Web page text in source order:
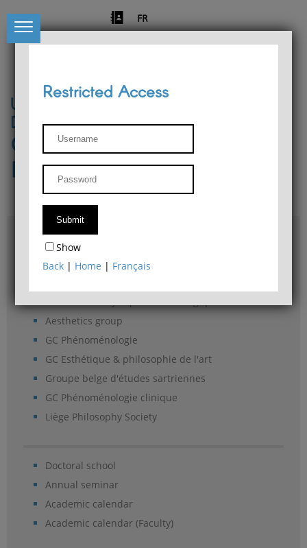
FR
University of Liège
Départment of Philosophy
Center for Phenomenological
Research
Access & maps
Philosophy Department Library
Aesthetics group
GC Phénoménologie
GC Esthétique & philosophie de l'art
Groupe belge d'études sartriennes
GC Phénoménologie clinique
Liège Philosophy Society
Doctoral school
Annual seminar
Academic calendar
Academic calendar (Faculty)
Restricted Access
Show
Back | Home | Français